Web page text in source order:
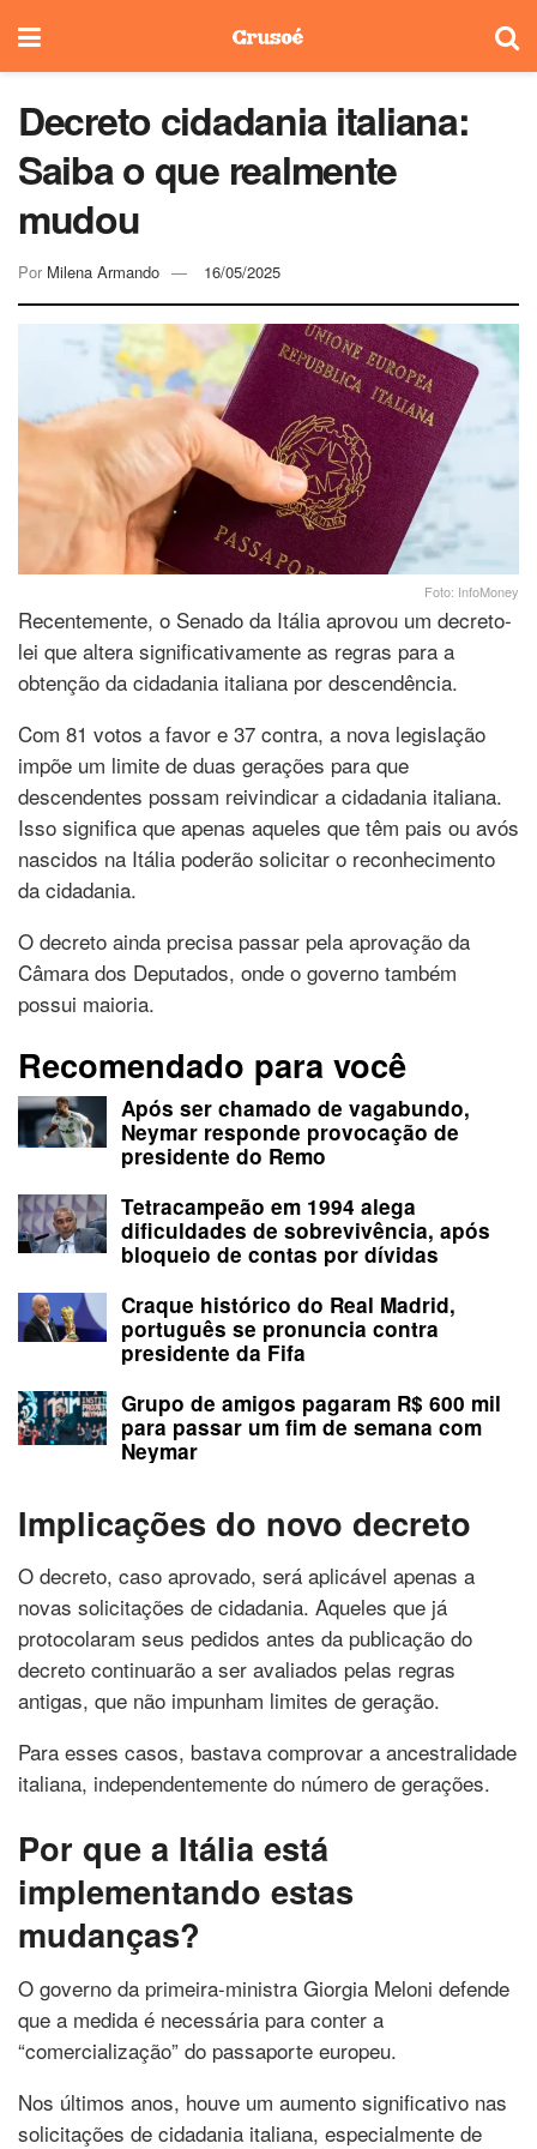
Decreto cidadania italiana:
Saiba o que realmente
mudou
Por Milena Armando 16/05/2025
Foto: InfoMoney
Recentemente, o Senado da Itália aprovou um decreto-
lei que altera significativamente as regras para a
obtenção da cidadania italiana por descendência.
Com 81 votos a favor e 37 contra, a nova legislação
impõe um limite de duas gerações para que
descendentes possam reivindicar a cidadania italiana.
Isso significa que apenas aqueles que têm pais ou avós
nascidos na Itália poderão solicitar o reconhecimento
da cidadania.
O decreto ainda precisa passar pela aprovação da
Câmara dos Deputados, onde o governo também
possui maioria.
Recomendado para você
Após ser chamado de vagabundo,
Neymar responde provocação de
presidente do Remo
Tetracampeão em 1994 alega
dificuldades de sobrevivência, após
bloqueio de contas por dívidas
Craque histórico do Real Madrid,
português se pronuncia contra
presidente da Fifa
Grupo de amigos pagaram R$ 600 mil
para passar um fim de semana com
Neymar
Implicações do novo decreto
O decreto, caso aprovado, será aplicável apenas a
novas solicitações de cidadania. Aqueles que já
protocolaram seus pedidos antes da publicação do
decreto continuarão a ser avaliados pelas regras
antigas, que não impunham limites de geração.
Para esses casos, bastava comprovar a ancestralidade
italiana, independentemente do número de gerações.
Por que a Itália está
implementando estas
mudanças?
O governo da primeira-ministra Giorgia Meloni defende
que a medida é necessária para conter a
“comercialização” do passaporte europeu.
Nos últimos anos, houve um aumento significativo nas
solicitações de cidadania italiana, especialmente de